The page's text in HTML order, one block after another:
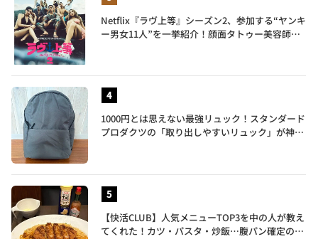
Netflix『ラヴ上等』シーズン2、参加する“ヤンキ
ー男女11人”を一挙紹介！顔面タトゥー美容師、
1000円とは思えない最強リュック！スタンダード
プロダクツの「取り出しやすいリュック」が神す
【快活CLUB】人気メニューTOP3を中の人が教え
てくれた！カツ・パスタ・炒飯…腹パン確定のガ